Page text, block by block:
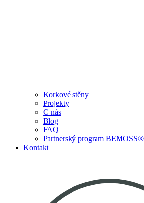
Korkové stěny
Projekty
O nás
Blog
FAQ
Partnerský program BEMOSS®
Kontakt